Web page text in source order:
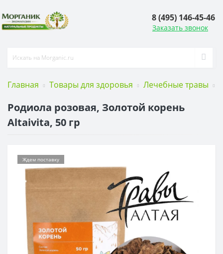
8 (495) 146-45-46
Заказать звонок
Главная Товары для здоровья Лечебные травы
Родиола розовая, Золотой корень
Altaivita, 50 гр
Ждем поставку